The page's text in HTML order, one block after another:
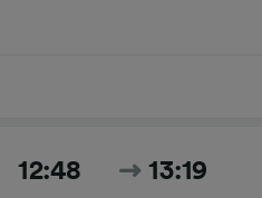
12:48 13:19